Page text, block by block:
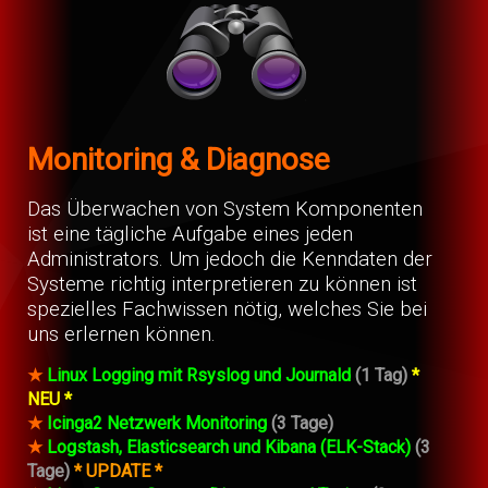
Monitoring & Diagnose
Das Überwachen von System Komponenten
ist eine tägliche Aufgabe eines jeden
Administrators. Um jedoch die Kenndaten der
Systeme richtig interpretieren zu können ist
spezielles Fachwissen nötig, welches Sie bei
uns erlernen können.
★ Linux Logging mit Rsyslog und Journald (1 Tag) *
NEU *
★ Icinga2 Netzwerk Monitoring (3 Tage)
★ Logstash, Elasticsearch und Kibana (ELK-Stack) (3
Tage) * UPDATE *